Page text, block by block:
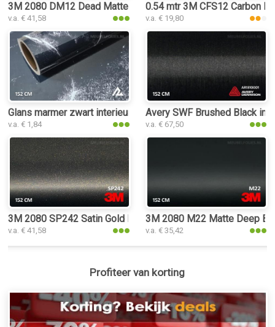
3M 2080 DM12 Dead Matte Black interieurfolie
v.a. € 41,58
0.54 mtr 3M CFS12 Carbon
v.a. € 19,80
Glans marmer zwart interieurfolie
v.a. € 1,84
Avery SWF Brushed Black
v.a. € 67,50
3M 2080 SP242 Satin Gold Dust Black interieurfolie
v.a. € 41,58
3M 2080 M22 Matte Deep
v.a. € 35,42
Profiteer van korting